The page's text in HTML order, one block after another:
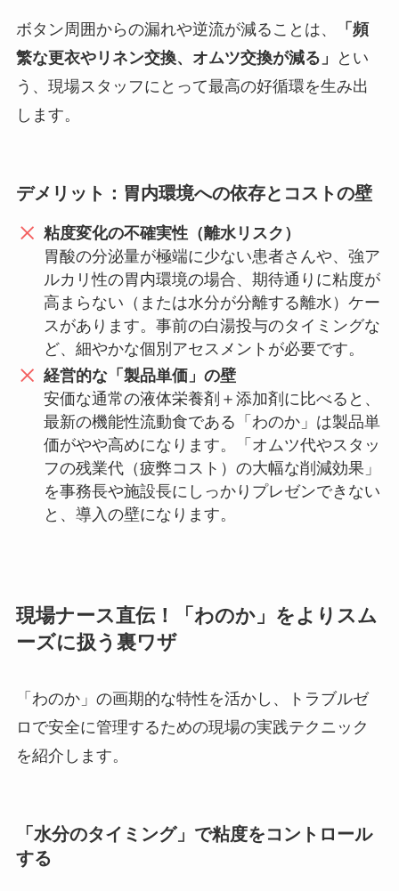
ボタン周囲からの漏れや逆流が減ることは、
「頻
繁な更衣やリネン交換、オムツ交換が減る」
とい
う、現場スタッフにとって最高の好循環を生み出
します。
デメリット：胃内環境への依存とコストの壁
粘度変化の不確実性（離水リスク）
胃酸の分泌量が極端に少ない患者さんや、強ア
ルカリ性の胃内環境の場合、期待通りに粘度が
高まらない（または水分が分離する離水）ケー
スがあります。事前の白湯投与のタイミングな
ど、細やかな個別アセスメントが必要です。
経営的な「製品単価」の壁
安価な通常の液体栄養剤＋添加剤に比べると、
最新の機能性流動食である「わのか」は製品単
価がやや高めになります。「オムツ代やスタッ
フの残業代（疲弊コスト）の大幅な削減効果」
を事務長や施設長にしっかりプレゼンできない
と、導入の壁になります。
現場ナース直伝！「わのか」をよりスム
ーズに扱う裏ワザ
「わのか」の画期的な特性を活かし、トラブルゼ
ロで安全に管理するための現場の実践テクニック
を紹介します。
「水分のタイミング」で粘度をコントロール
する